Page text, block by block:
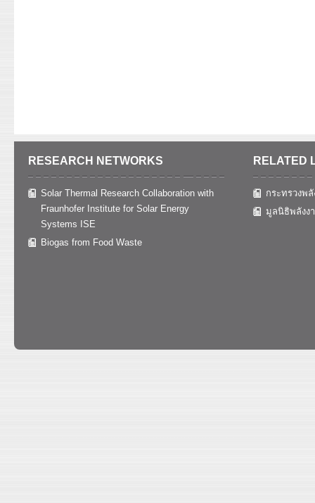
RESEARCH NETWORKS
Solar Thermal Research Collaboration with
Fraunhofer Institute for Solar Energy
Systems ISE
Biogas from Food Waste
RELATED
กระทรวงพลั
มูลนิธิพลังง